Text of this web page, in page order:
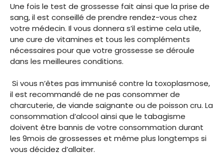
Une fois le test de grossesse fait ainsi que la prise de
sang, il est conseillé de prendre rendez-vous chez
votre médecin. Il vous donnera s’il estime cela utile,
une cure de vitamines et tous les compléments
nécessaires pour que votre grossesse se déroule
dans les meilleures conditions.
Si vous n’êtes pas immunisé contre la toxoplasmose,
il est recommandé de ne pas consommer de
charcuterie, de viande saignante ou de poisson cru. La
consommation d’alcool ainsi que le tabagisme
doivent être bannis de votre consommation durant
les 9mois de grossesses et même plus longtemps si
vous décidez d’allaiter.